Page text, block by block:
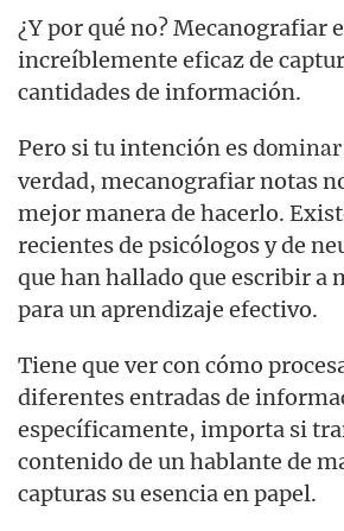
¿Y por qué no? Mecanografiar
increíblemente eficaz de
cantidades de información.
Pero si tu intención es dominar
verdad, mecanografiar notas
mejor manera de hacerlo.
recientes de psicólogos y de
que han hallado que escribir a
para un aprendizaje efectivo.
Tiene que ver con cómo
diferentes entradas de
específicamente, importa si
contenido de un hablante de
capturas su esencia en papel.